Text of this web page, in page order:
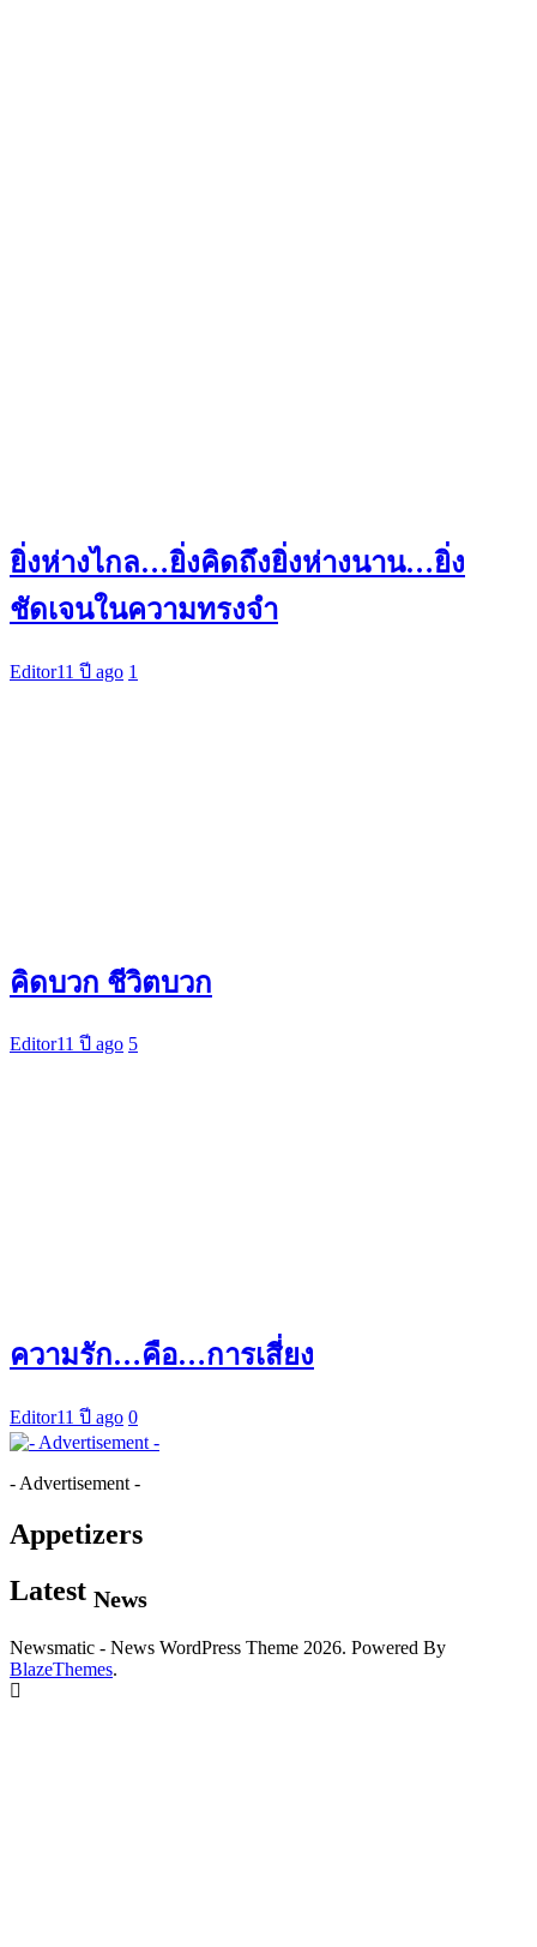
ยิ่งห่างไกล…ยิ่งคิดถึงยิ่งห่างนาน…ยิ่ง
ชัดเจนในความทรงจำ
Editor11 ปี ago 1
คิดบวก ชีวิตบวก
Editor11 ปี ago 5
ความรัก…คือ…การเสี่ยง
Editor11 ปี ago 0
- Advertisement -
Appetizers
Latest News
Newsmatic - News WordPress Theme 2026. Powered By
BlazeThemes.